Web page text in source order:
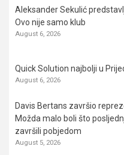
Aleksander Sekulić
Ovo nije samo klub
August 6, 2026
Quick Solution najbolji u
August 6, 2026
Davis Bertans završio
Možda malo boli što
završili pobjedom
August 5, 2026